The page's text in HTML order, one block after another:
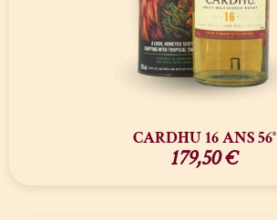
CARDHU 16 ANS 56°
179,50€